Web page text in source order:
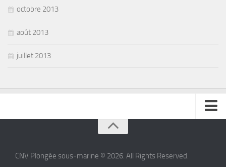
octobre 2013
août 2013
juillet 2013
CNV Plongée sous-marine © 2026. All Rights Reserved.